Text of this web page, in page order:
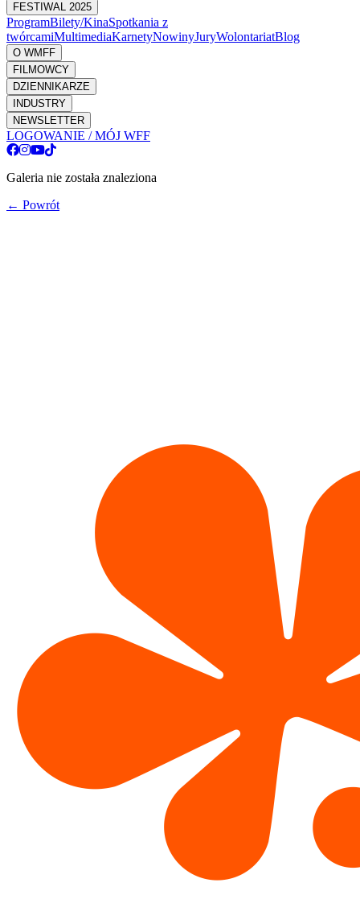
FESTIWAL 2025
ProgramBilety/KinaSpotkania z
twórcamiMultimediaKarnetyNowinyJuryWolontariatBlog
O WMFF
FILMOWCY
DZIENNIKARZE
INDUSTRY
NEWSLETTER
LOGOWANIE / MÓJ WFF
Galeria nie została znaleziona
← Powrót